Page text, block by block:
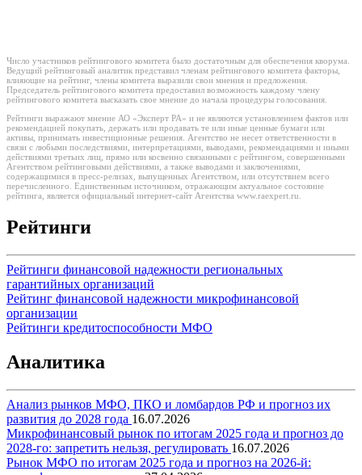
Число участников рейтингового комитета было достаточным для обеспечения кворума.
Ведущий рейтинговый аналитик представил членам рейтингового комитета факторы,
влияющие на рейтинг, члены комитета выразили свои мнения и предложения.
Председатель рейтингового комитета предоставил возможность каждому члену
рейтингового комитета высказать свое мнение до начала процедуры голосования.
Рейтинги выражают мнение АО «Эксперт РА» и не являются установлением фактов или
рекомендацией покупать, держать или продавать те или иные ценные бумаги или
активы, принимать инвестиционные решения. Агентство не несет ответственности в
связи с любыми последствиями, интерпретациями, выводами, рекомендациями и иными
действиями третьих лиц, прямо или косвенно связанными с рейтингом, совершенными
Агентством рейтинговыми действиями, а также выводами и заключениями,
содержащимися в пресс-релизах, выпущенных Агентством, или отсутствием всего
перечисленного. Единственным источником, отражающим актуальное состояние
рейтинга, является официальный интернет-сайт Агентства www.raexpert.ru.
Рейтинги
Рейтинги финансовой надежности региональных
гарантийных организаций
Рейтинг финансовой надежности микрофинансовой
организации
Рейтинги кредитоспособности МФО
Аналитика
Анализ рынков МФО, ПКО и ломбардов РФ и прогноз их
развития до 2028 года 16.07.2026
Микрофинансовый рынок по итогам 2025 года и прогноз до
2028-го: запретить нельзя, регулировать 16.07.2026
Рынок МФО по итогам 2025 года и прогноз на 2026-й: